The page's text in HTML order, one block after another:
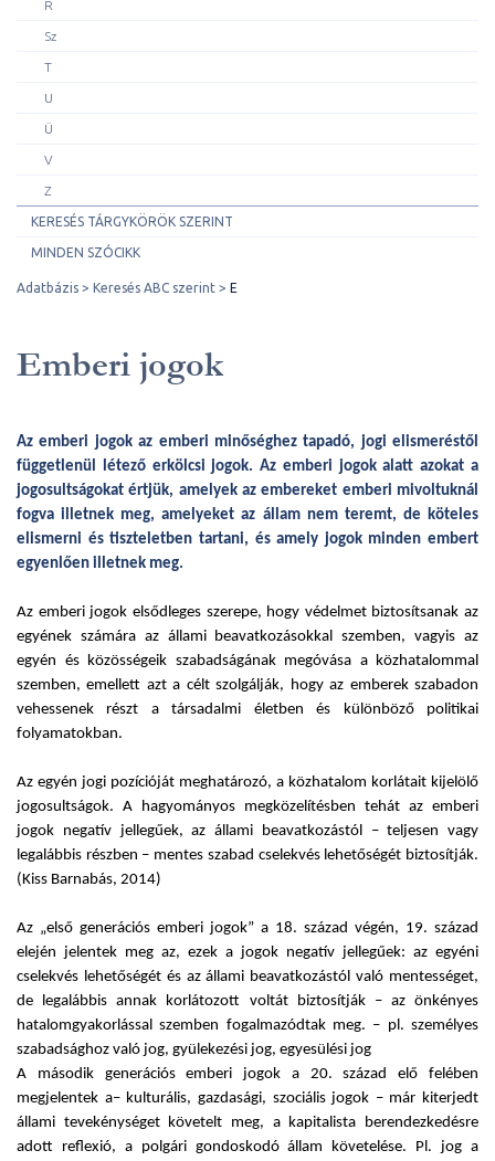
R
Sz
T
U
Ü
V
Z
KERESÉS TÁRGYKÖRÖK SZERINT
MINDEN SZÓCIKK
Adatbázis Keresés ABC szerint E
Emberi jogok
Az emberi jogok az emberi minőséghez tapadó, jogi elismeréstől
függetlenül létező erkölcsi jogok. Az emberi jogok alatt azokat a
jogosultságokat értjük, amelyek az embereket emberi mivoltuknál
fogva illetnek meg, amelyeket az állam nem teremt, de köteles
elismerni és tiszteletben tartani, és amely jogok minden embert
egyenlően illetnek meg.
Az emberi jogok elsődleges szerepe, hogy védelmet biztosítsanak az
egyének számára az állami beavatkozásokkal szemben, vagyis az
egyén és közösségeik szabadságának megóvása a közhatalommal
szemben, emellett azt a célt szolgálják, hogy az emberek szabadon
vehessenek részt a társadalmi életben és különböző politikai
folyamatokban.
Az egyén jogi pozícióját meghatározó, a közhatalom korlátait kijelölő
jogosultságok. A hagyományos megközelítésben tehát az emberi
jogok negatív jellegűek, az állami beavatkozástól – teljesen vagy
legalábbis részben – mentes szabad cselekvés lehetőségét biztosítják.
(Kiss Barnabás, 2014)
Az „első generációs emberi jogok” a 18. század végén, 19. század
elején jelentek meg az, ezek a jogok negatív jellegűek: az egyéni
cselekvés lehetőségét és az állami beavatkozástól való mentességet,
de legalábbis annak korlátozott voltát biztosítják – az önkényes
hatalomgyakorlással szemben fogalmazódtak meg. – pl. személyes
szabadsághoz való jog, gyülekezési jog, egyesülési jog
A második generációs emberi jogok a 20. század elő felében
megjelentek a– kulturális, gazdasági, szociális jogok – már kiterjedt
állami tevekénységet követelt meg, a kapitalista berendezkedésre
adott reflexió, a polgári gondoskodó állam követelése. Pl. jog a